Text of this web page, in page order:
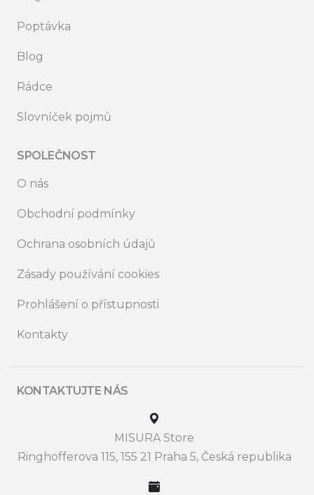
Poptávka
Blog
Rádce
Slovníček pojmů
SPOLEČNOST
O nás
Obchodní podmínky
Ochrana osobních údajů
Zásady používání cookies
Prohlášení o přístupnosti
Kontakty
KONTAKTUJTE NÁS
MISURA Store
Ringhofferova 115, 155 21 Praha 5, Česká republika